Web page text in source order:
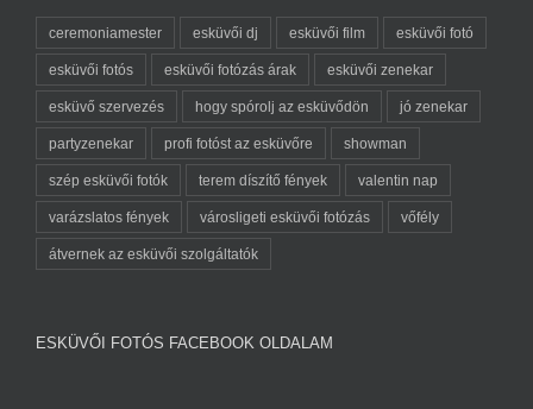
ceremoniamester esküvői dj esküvői film esküvői fotó
esküvői fotós esküvői fotózás árak esküvői zenekar
esküvő szervezés hogy spórolj az esküvődön jó zenekar
partyzenekar profi fotóst az esküvőre showman
szép esküvői fotók terem díszítő fények valentin nap
varázslatos fények városligeti esküvői fotózás vőfély
átvernek az esküvői szolgáltatók
ESKÜVŐI FOTÓS FACEBOOK OLDALAM